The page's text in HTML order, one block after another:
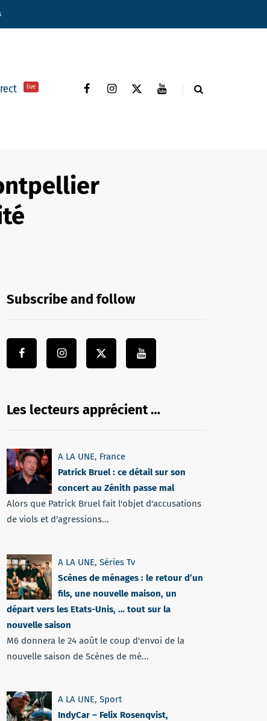
live
Subscribe and follow
Les lecteurs apprécient …
A LA UNE, France
Patrick Bruel : ce détail sur son
concert au Zénith passe mal
Alors que Patrick Bruel fait l'objet d'accusations
de viols et d'agressions...
A LA UNE, Séries Tv
Scènes de ménages : le retour d’un
fils, une nouvelle maison, un
départ vers les Etats-Unis, … tout sur la
nouvelle saison
M6 donnera le 24 août le coup d'envoi de la
nouvelle saison de Scènes de mé...
A LA UNE, Sport
IndyCar – Felix Rosenqvist,